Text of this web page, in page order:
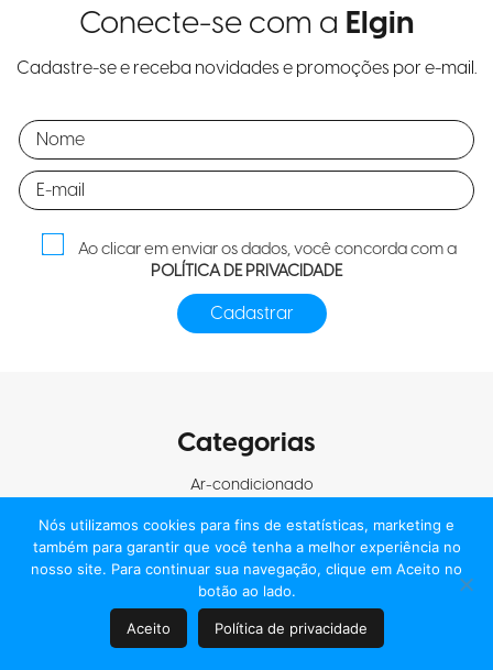
Conecte-se com a Elgin
Cadastre-se e receba novidades e promoções por e-mail.
Ao clicar em enviar os dados, você concorda com a
POLÍTICA DE PRIVACIDADE
Categorias
Ar-condicionado
Automação
Costura
Eletroportáteis
Nós utilizamos cookies para fins de estatísticas, marketing e
também para garantir que você tenha a melhor experiência no
nosso site. Para continuar sua navegação, clique em Aceito no
botão ao lado.
Aceito Política de privacidade